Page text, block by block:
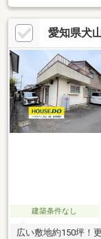
愛知県犬
建築条件なし
広い敷地約150坪！